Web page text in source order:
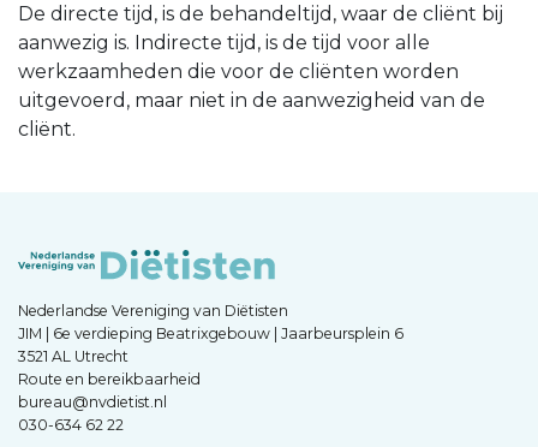
De directe tijd, is de behandeltijd, waar de cliënt bij
aanwezig is. Indirecte tijd, is de tijd voor alle
werkzaamheden die voor de cliënten worden
uitgevoerd, maar niet in de aanwezigheid van de
cliënt.
Nederlandse Vereniging van Diëtisten
JIM | 6e verdieping Beatrixgebouw | Jaarbeursplein 6
3521 AL Utrecht
Route en bereikbaarheid
bureau@nvdietist.nl
030-634 62 22